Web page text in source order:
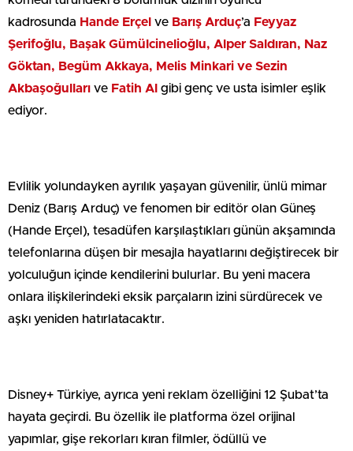
kadrosunda Hande Erçel ve Barış Arduç’a Feyyaz
Şerifoğlu, Başak Gümülcinelioğlu, Alper Saldıran, Naz
Göktan, Begüm Akkaya, Melis Minkari ve Sezin
Akbaşoğulları ve Fatih Al gibi genç ve usta isimler eşlik
ediyor.
Evlilik yolundayken ayrılık yaşayan güvenilir, ünlü mimar
Deniz (Barış Arduç) ve fenomen bir editör olan Güneş
(Hande Erçel), tesadüfen karşılaştıkları günün akşamında
telefonlarına düşen bir mesajla hayatlarını değiştirecek bir
yolculuğun içinde kendilerini bulurlar. Bu yeni macera
onlara ilişkilerindeki eksik parçaların izini sürdürecek ve
aşkı yeniden hatırlatacaktır.
Disney+ Türkiye, ayrıca yeni reklam özelliğini 12 Şubat’ta
hayata geçirdi. Bu özellik ile platforma özel orijinal
yapımlar, gişe rekorları kıran filmler, ödüllü ve